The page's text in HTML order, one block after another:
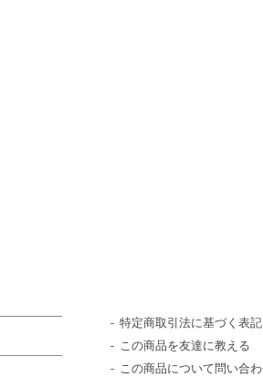
特定商取引法に基づく表記
この商品を友達に教える
この商品について問い合